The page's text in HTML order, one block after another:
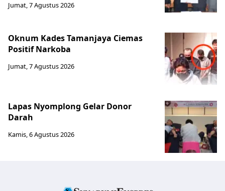
Jumat, 7 Agustus 2026
Oknum Kades Tamanjaya Ciemas
Positif Narkoba
Jumat, 7 Agustus 2026
Lapas Nyomplong Gelar Donor
Darah
Kamis, 6 Agustus 2026